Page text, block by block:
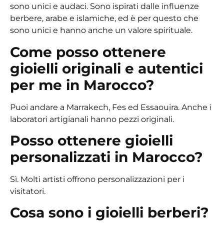
sono unici e audaci. Sono ispirati dalle influenze
berbere, arabe e islamiche, ed è per questo che
sono unici e hanno anche un valore spirituale.
Come posso ottenere
gioielli originali e autentici
per me in Marocco?
Puoi andare a Marrakech, Fes ed Essaouira. Anche i
laboratori artigianali hanno pezzi originali.
Posso ottenere gioielli
personalizzati in Marocco?
Sì. Molti artisti offrono personalizzazioni per i
visitatori.
Cosa sono i gioielli berberi?